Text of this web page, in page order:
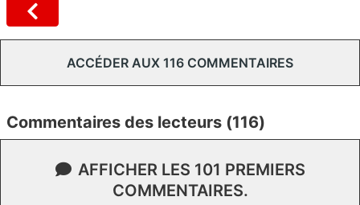
ACCÉDER AUX 116 COMMENTAIRES
Commentaires des lecteurs (116)
AFFICHER LES 101 PREMIERS
COMMENTAIRES.